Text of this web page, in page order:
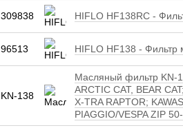
309838 HIFLO HF138RC -
96513 HIFLO HF138 - Фильтр
KN-138
Масляный фильтр KN-
ARCTIC CAT, BEAR
X-TRA RAPTOR;
PIAGGIO/VESPA ZIP